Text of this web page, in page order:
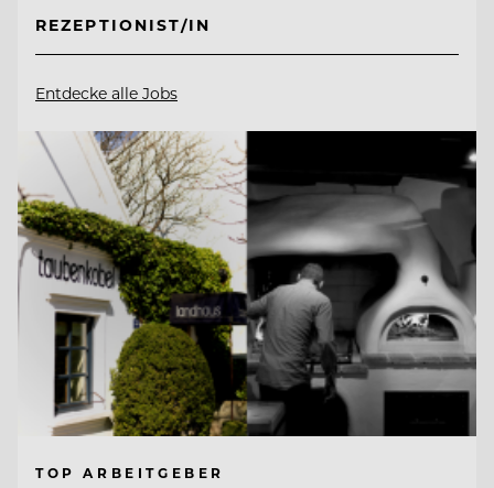
REZEPTIONIST/IN
Entdecke alle Jobs
TOP ARBEITGEBER